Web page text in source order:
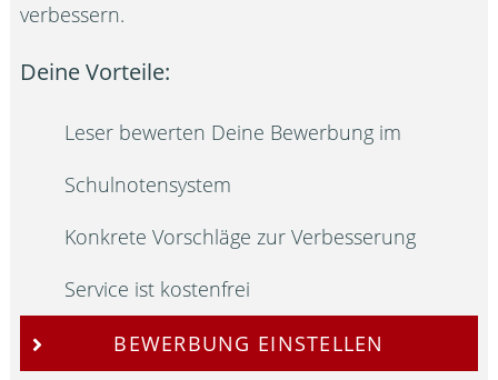
verbessern.
Deine Vorteile:
Leser bewerten Deine Bewerbung im
Schulnotensystem
Konkrete Vorschläge zur Verbesserung
Service ist kostenfrei
BEWERBUNG EINSTELLEN